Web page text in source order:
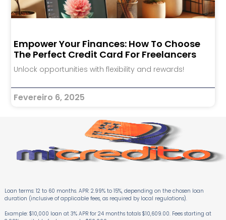
Empower Your Finances: How To Choose
The Perfect Credit Card For Freelancers
Unlock opportunities with flexibility and rewards!
Fevereiro 6, 2025
Loan terms: 12 to 60 months. APR: 2.99% to 15%, depending on the chosen loan
duration (inclusive of applicable fees, as required by local regulations).
Example: $10,000 loan at 3% APR for 24 months totals $10,609.00. Fees starting at